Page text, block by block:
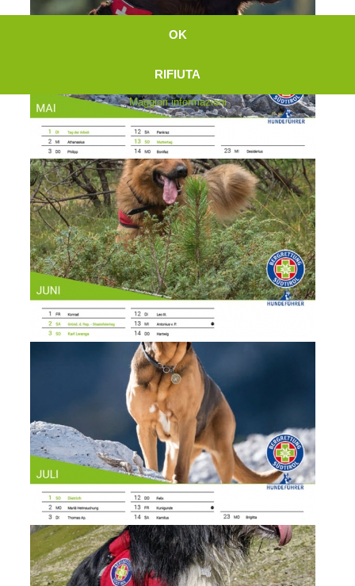
Interventi
OK
RIFIUTA
Maggiori informazioni